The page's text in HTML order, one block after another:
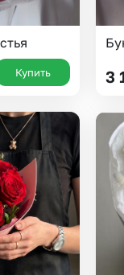
Купить 3